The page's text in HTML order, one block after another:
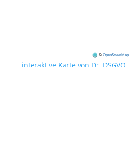
©OpenStreetMap
interaktive Karte von Dr. DSGVO